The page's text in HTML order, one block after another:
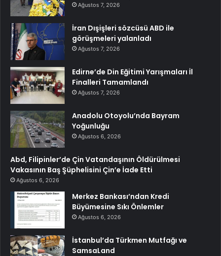
Ağustos 7, 2026
İran Dışişleri sözcüsü ABD ile
görüşmeleri yalanladı
Ağustos 7, 2026
Edirne’de Din Eğitimi Yarışmaları İl
Finalleri Tamamlandı
Ağustos 7, 2026
Anadolu Otoyolu’nda Bayram
Yoğunluğu
Ağustos 6, 2026
Abd, Filipinler’de Çin Vatandaşının Öldürülmesi
Vakasının Baş Şüphelisini Çin’e İade Etti
Ağustos 6, 2026
Merkez Bankası’ndan Kredi
Büyümesine Sıkı Önlemler
Ağustos 6, 2026
İstanbul’da Türkmen Mutfağı ve
SamsaLand